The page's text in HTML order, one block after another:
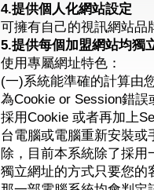
4.提供個人化網站設定
可擁有自己的視訊網站品
5.提供每個加盟網站均獨
使用專屬網址特色：
(一)系統能準確的計算由
為Cookie or Session錯
採用Cookie 或者再加上
台電腦或電腦重新安裝或
除，目前本系統除了採
獨立網址的方式只要您的